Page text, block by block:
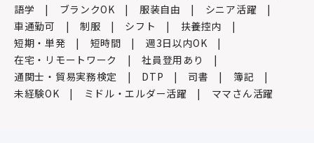
語学
ブランクOK 服装自由
シニア活躍
車通勤可
制服 シフト
扶養控内
短期・単発
短時間
週3日以内OK
在宅・リモートワーク
社員登用あり
通関士・貿易実務検定
DTP 司書
簿記
未経験OK
ミドル・エルダー活躍 ママさん活躍